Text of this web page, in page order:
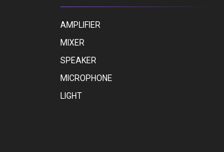
AMPLIFIER
MIXER
SPEAKER
MICROPHONE
LIGHT